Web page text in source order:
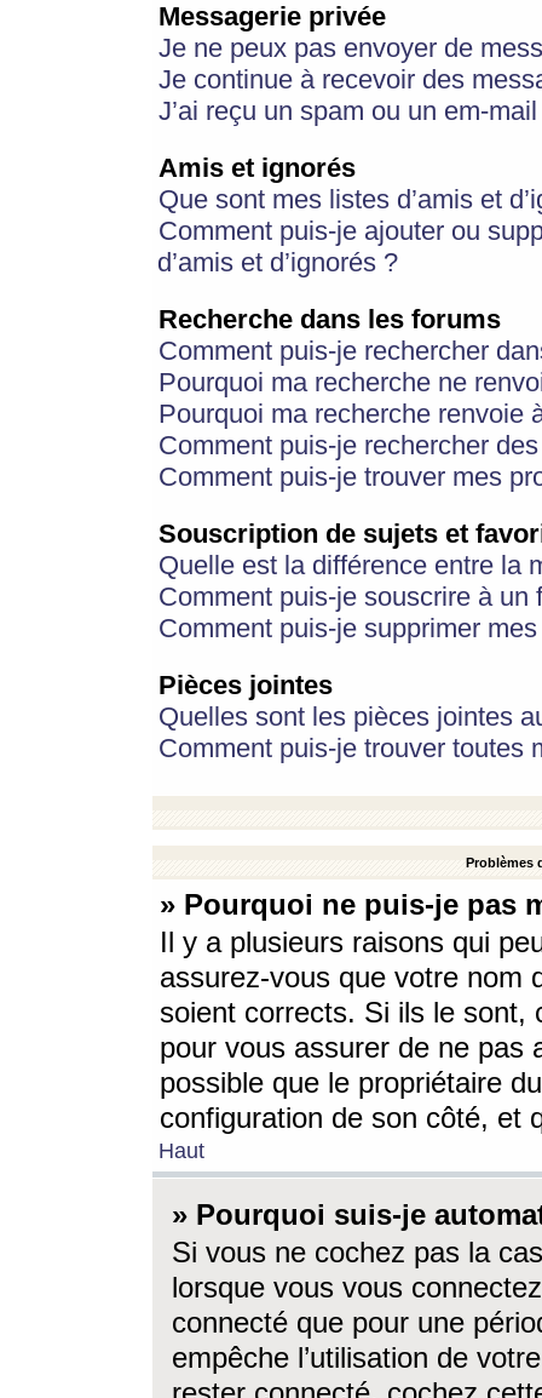
Messagerie privée
Je ne peux pas envoyer de
Je continue à recevoir des
J’ai reçu un spam ou un em-
Amis et ignorés
Que sont mes listes d’amis et
Comment puis-je ajouter ou
d’amis et d’ignorés ?
Recherche dans les forums
Comment puis-je rechercher
Pourquoi ma recherche ne
Pourquoi ma recherche renvoie
Comment puis-je rechercher
Comment puis-je trouver mes
Souscription de sujets et
Quelle est la différence entre la
Comment puis-je souscrire à
Comment puis-je supprimer
Pièces jointes
Quelles sont les pièces jointes
Comment puis-je trouver toutes
Problèmes
» Pourquoi ne puis-je pas
Il y a plusieurs raisons qui
assurez-vous que votre nom
soient corrects. Si ils le sont,
pour vous assurer de ne pas
possible que le propriétaire
configuration de son côté, et
Haut
» Pourquoi suis-je
Si vous ne cochez pas la
lorsque vous vous
connecté que pour une
empêche l’utilisation de